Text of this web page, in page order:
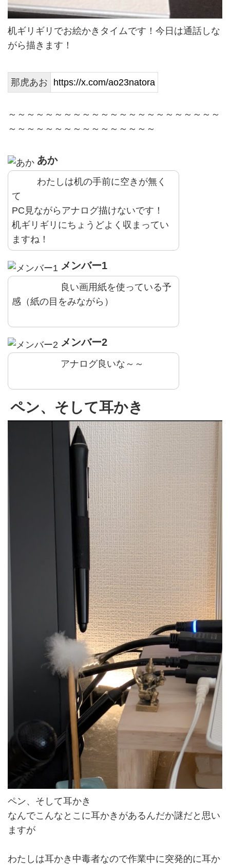
机ギリギリでお絵かきタイムです！今日は通話しな
がら描きます！
那虎あお https://x.com/ao23natora
～～～～～～～～～～～～～～～～～～～～～～～
～～～～～～～～～～～～～～～～
あか
わたしは机の手前に空きが無く
て
PC見ながらアナログ描けないです！
机ギリギリにちょうどよく収まってい
ますね！
メンバー1
良い画用紙を使っている予
感（紙の目をみながら）
メンバー2
アナログ良いな～～
ペン、そして耳かき
ペン、そして耳かき
なんでこんなとこに耳かきがあるんだか謎だと思い
ますが
わたしは耳かき中毒者なので作業中に突発的に耳か